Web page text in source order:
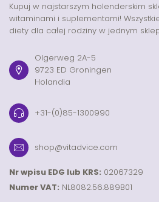
Kupuj w najstarszym holenderskim
witaminami i suplementami!
diety dla całej rodziny w jednym
Olgerweg 2A-5
9723 ED Groningen
Holandia
+31-(0)85-1300990
shop@vitadvice.com
Nr wpisu EDG lub KRS: 02067329
Numer VAT: NL8082.56.889B01